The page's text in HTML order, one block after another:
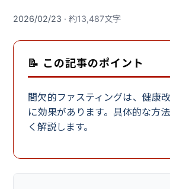
2026/02/23 · 約13,487文字
📝 この記事のポイント
間欠的ファスティングは、健康
に効果があります。具体的な方
く解説します。